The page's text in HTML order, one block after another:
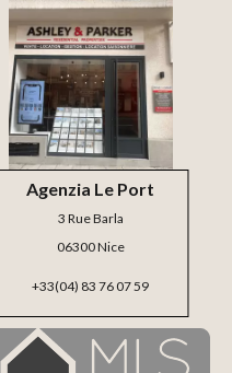
Agenzia Le Port
3 Rue Barla
06300 Nice
+33(04) 83 76 07 59